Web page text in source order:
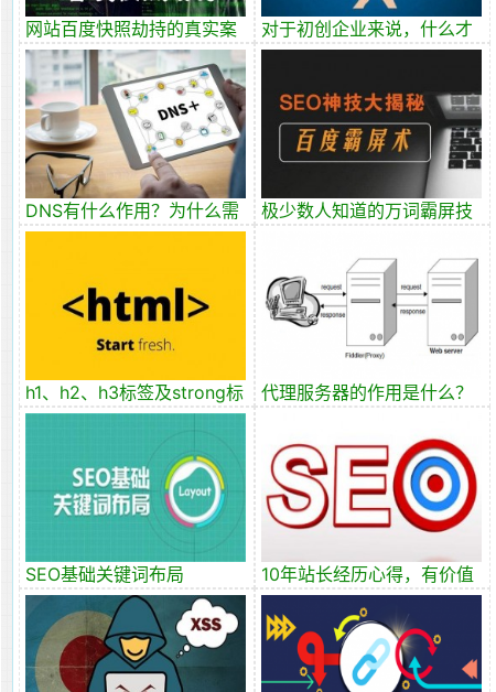
网站百度快照劫持的真实案
例分享
对于初创企业来说，什么才
是有效的流量池？
DNS有什么作用？为什么需
要更换公共DNS服务器？
极少数人知道的万词霸屏技
h1、h2、h3标签及strong标
签与SEO优化页面的影响
代理服务器的作用是什么？
SEO基础关键词布局
10年站长经历心得，有价值
的内容才是王道